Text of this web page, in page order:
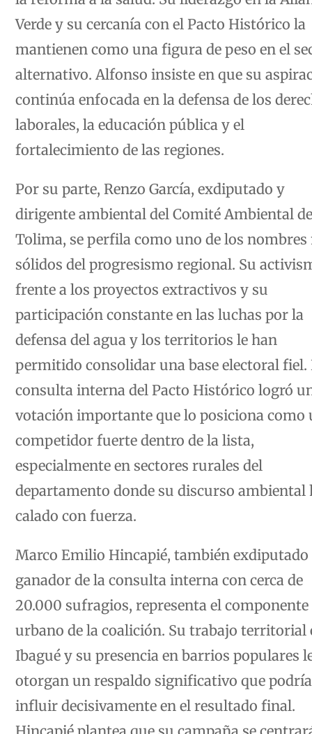
Verde y su cercanía con el Pacto Histórico la
mantienen como una figura de peso en el
alternativo. Alfonso insiste en que su
continúa enfocada en la defensa de los
laborales, la educación pública y el
fortalecimiento de las regiones.
Por su parte, Renzo García, exdiputado y
dirigente ambiental del Comité Ambiental
Tolima, se perfila como uno de los nombres
sólidos del progresismo regional. Su
frente a los proyectos extractivos y su
participación constante en las luchas por la
defensa del agua y los territorios le han
permitido consolidar una base electoral fiel.
consulta interna del Pacto Histórico logró
votación importante que lo posiciona como
competidor fuerte dentro de la lista,
especialmente en sectores rurales del
departamento donde su discurso ambiental
calado con fuerza.
Marco Emilio Hincapié, también exdiputado
ganador de la consulta interna con cerca de
20.000 sufragios, representa el componente
urbano de la coalición. Su trabajo territorial
Ibagué y su presencia en barrios populares
otorgan un respaldo significativo que podría
influir decisivamente en el resultado final.
Hincapié plantea que su campaña se